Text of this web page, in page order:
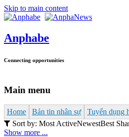
Skip to main content
Anphabe
Connecting opportunities
Main menu
Home Bản tin nhân sự Tuyển dụng
Sort by: Most ActiveNewestBest
Show more ...